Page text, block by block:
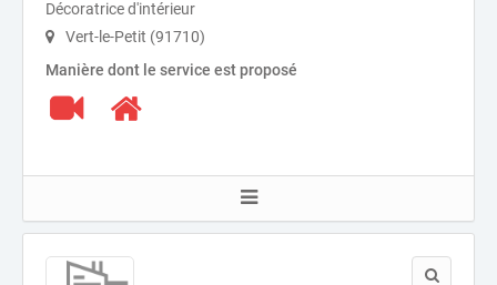
Décoratrice d'intérieur
Vert-le-Petit (91710)
Manière dont le service est proposé